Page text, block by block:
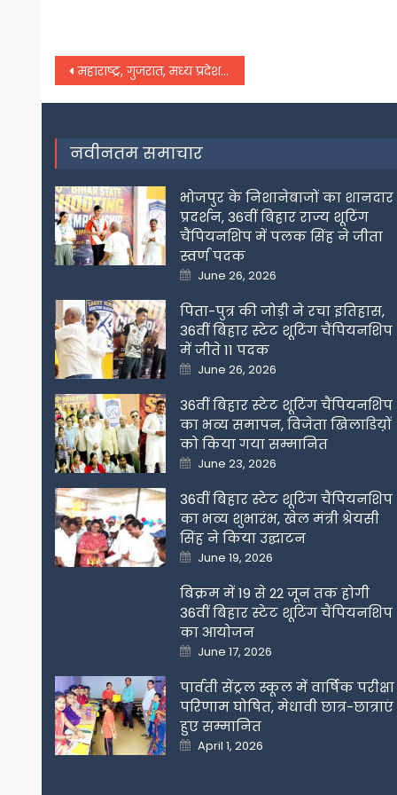
Post
navigation
महाराष्ट्र, गुजरात, मध्य प्रदेश के कई शहरों में लॉकडाउन, बढ़ रही पाबंदियां
नवीनतम समाचार
भोजपुर के निशानेबाजों का शानदार
प्रदर्शन, 36वीं बिहार राज्य शूटिंग
चैंपियनशिप में पलक सिंह ने जीता
स्वर्ण पदक
Posted
on
June 26, 2026
पिता-पुत्र की जोड़ी ने रचा इतिहास,
36वीं बिहार स्टेट शूटिंग चैंपियनशिप
में जीते 11 पदक
Posted
on
June 26, 2026
36वीं बिहार स्टेट शूटिंग चैंपियनशिप
का भव्य समापन, विजेता खिलाडिय़ों
को किया गया सम्मानित
Posted
on
June 23, 2026
36वीं बिहार स्टेट शूटिंग चैंपियनशिप
का भव्य शुभारंभ, खेल मंत्री श्रेयसी
सिंह ने किया उद्घाटन
Posted
on
June 19, 2026
बिक्रम में 19 से 22 जून तक होगी
36वीं बिहार स्टेट शूटिंग चैंपियनशिप
का आयोजन
Posted
on
June 17, 2026
पार्वती सेंट्रल स्कूल में वार्षिक परीक्षा
परिणाम घोषित, मेधावी छात्र-छात्राएं
हुए सम्मानित
Posted
on
April 1, 2026